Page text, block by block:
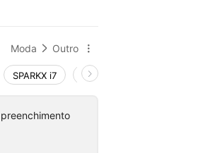
Moda  Outro 
SPARKX i7 Creality Hi